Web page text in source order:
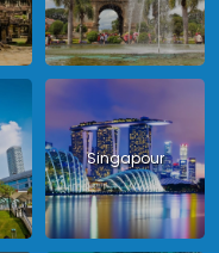
Singapour